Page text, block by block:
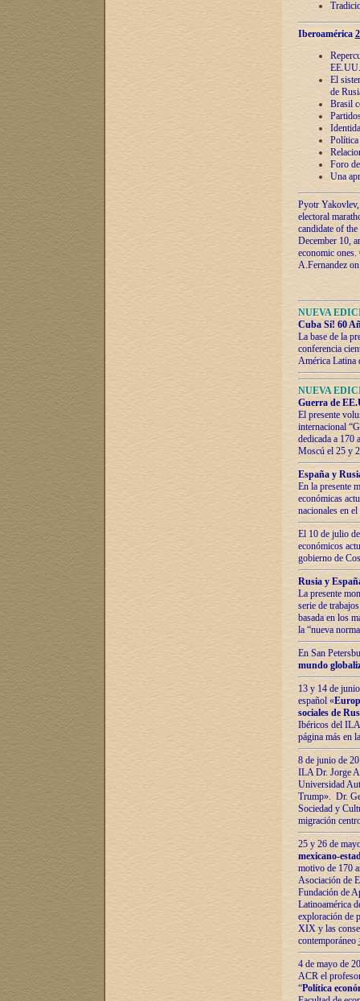
Iberoamérica
EE.UU.
El
de
Brasil
Política
Foro
Una
Pyotr
electoral
candidate of
December 10,
economic
A.Fernandez
NUEVA
Cuba Sí! 60
La base de la
conferencia
América Latina
NUEVA
Guerra de
El presente
internacional
dedicada a 170
Moscú el 25 y
España y
En la presente
económicas
nacionales en
El 10 de julio
económicos
gobierno de
Rusia y
La presente
serie de
basada en los
la “nueva
En San
mundo
13 y 14 de
español «
sociales de
Ibéricos del ILA
página más en
8 de junio de
ILA Dr. Jorge
Universidad
Trump». Dr.
Sociedad y
migración
25 y 26 de
mexicano-
motivo de 170
Asociación de
Fundación de
Latinoamérica
exploración de
XIX y las
contemporáneo
4 de mayo de
ACR el
“Política